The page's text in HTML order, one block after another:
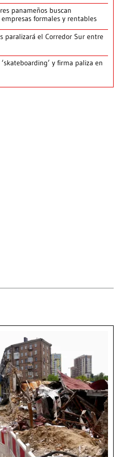
panameños buscan
formales y rentables
paralizará el Corredor Sur entre
y firma paliza en